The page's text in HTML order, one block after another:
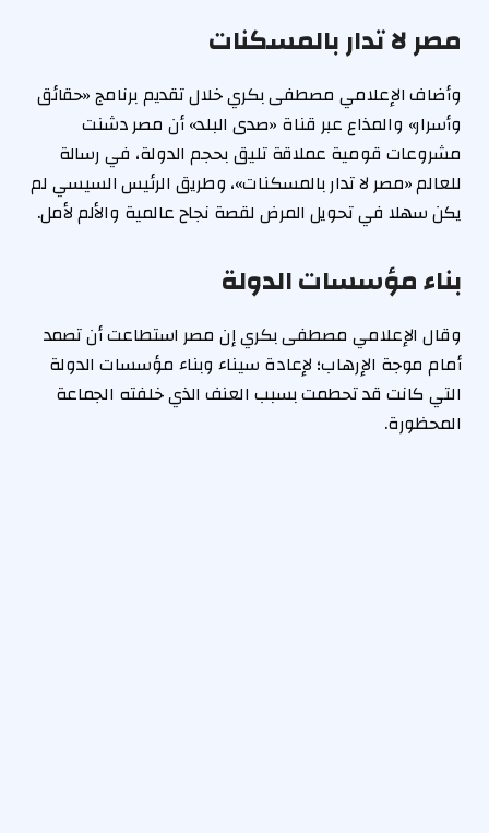
مصر لا تدار بالمسكنات
وأضاف الإعلامي مصطفى بكري خلال تقديم برنامج «حقائق
وأسرار» والمذاع عبر قناة «صدى البلد» أن مصر دشنت
مشروعات قومية عملاقة تليق بحجم الدولة، في رسالة
للعالم «مصر لا تدار بالمسكنات»، وطريق الرئيس السيسي لم
يكن سهلا في تحويل المرض لقصة نجاح عالمية والألم لأمل.
بناء مؤسسات الدولة
وقال الإعلامي مصطفى بكري إن مصر استطاعت أن تصمد
أمام موجة الإرهاب؛ لإعادة سيناء وبناء مؤسسات الدولة
التي كانت قد تحطمت بسبب العنف الذي خلفته الجماعة
المحظورة.